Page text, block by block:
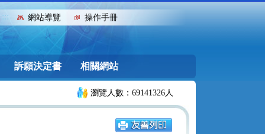
::: 網站導覽 操作手冊
訴願決定書 相關網站
瀏覽人數：69141326人